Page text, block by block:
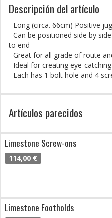
Descripción del artículo
- Long (circa. 66cm) Positive
- Can be positioned side by
to end
- Great for all grade of route
- Ideal for creating eye-
- Each has 1 bolt hole and 4
Artículos parecidos
Limestone Screw-ons
114,00 €
Limestone Footholds